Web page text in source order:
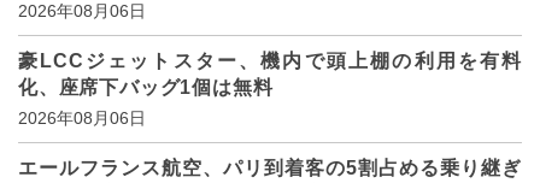
2026年08月06日
豪LCCジェットスター、機内で頭上棚の利用を有料
化、座席下バッグ1個は無料
2026年08月06日
エールフランス航空、パリ到着客の5割占める乗り継ぎ